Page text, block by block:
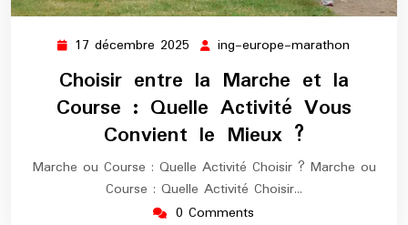
17 décembre 2025 17
décembre
2025
ing-europe-marathon
Choisir entre la Marche et la
Course : Quelle Activité Vous
Convient le Mieux ?
Marche ou Course : Quelle Activité Choisir ? Marche ou
Course : Quelle Activité Choisir…
0 Comments